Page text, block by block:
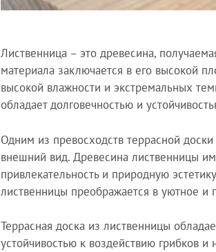
Лиственница – это древесина,
материала заключается в его высокой
высокой влажности и экстремальных
обладает долговечностью и
Одним из превосходств террасной
внешний вид. Древесина лиственницы
привлекательность и природную
лиственницы преображается в уютное
Террасная доска из лиственницы
устойчивостью к воздействию грибков